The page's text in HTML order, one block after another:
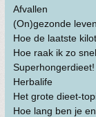
Afvallen
(On)gezonde
Hoe de laatste
Hoe raak ik zo
Superhongerdieet!
Herbalife
Het grote dieet-
Hoe lang ben je